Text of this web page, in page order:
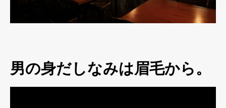
男の身だしなみは眉毛から。